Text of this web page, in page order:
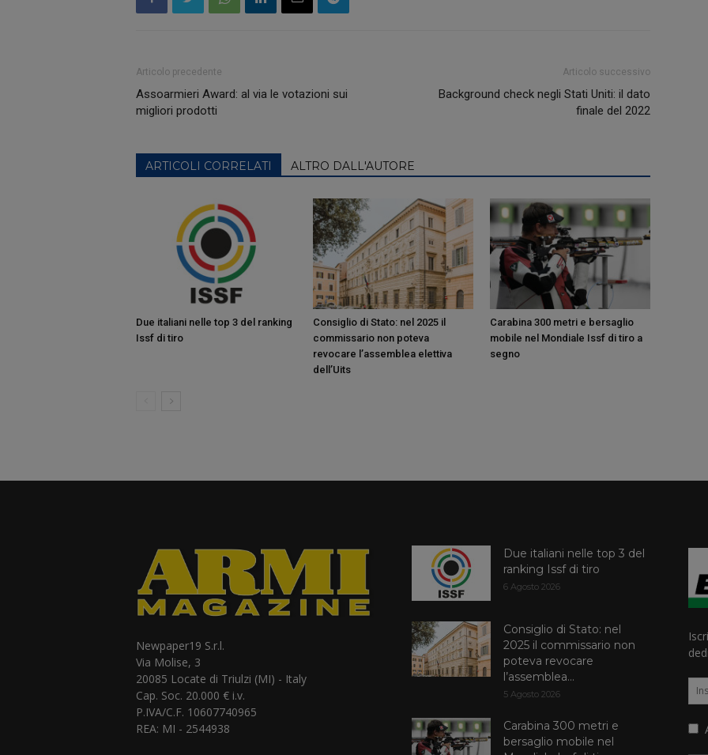
Articolo precedente
Assoarmieri Award: al via le votazioni sui
migliori prodotti
Articolo successivo
Background check negli Stati Uniti: il dato
finale del 2022
ARTICOLI CORRELATI ALTRO DALL'AUTORE
Due italiani nelle top 3 del ranking
Issf di tiro
Consiglio di Stato: nel 2025 il
commissario non poteva
revocare l’assemblea elettiva
dell’Uits
Carabina 300 metri e bersaglio
mobile nel Mondiale Issf di tiro a
segno
Newpaper19 S.r.l.
Via Molise, 3
20085 Locate di Triulzi (MI) - Italy
Cap. Soc. 20.000 € i.v.
P.IVA/C.F. 10607740965
REA: MI - 2544938
Due italiani nelle top 3 del
ranking Issf di tiro
6 Agosto 2026
Consiglio di Stato: nel
2025 il commissario non
poteva revocare
l’assemblea...
5 Agosto 2026
Carabina 300 metri e
bersaglio mobile nel